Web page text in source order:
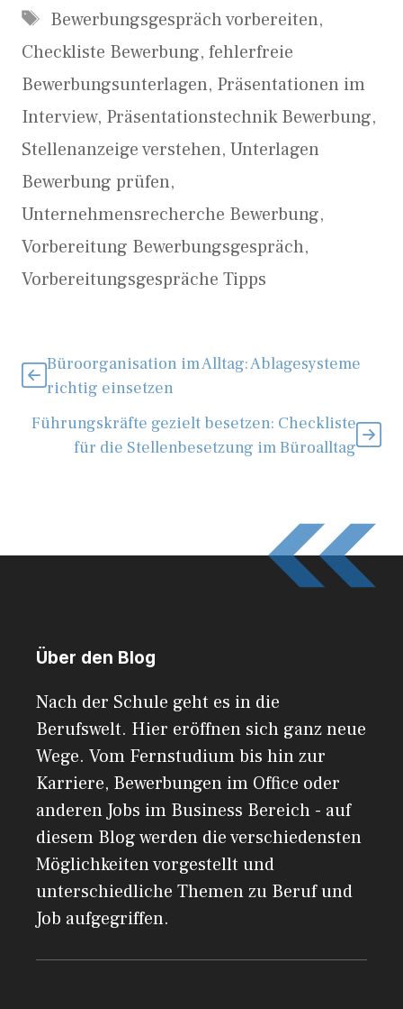
Schlagwörter
Bewerbungsgespräch vorbereiten,
Checkliste Bewerbung, fehlerfreie
Bewerbungsunterlagen, Präsentationen im
Interview, Präsentationstechnik Bewerbung,
Stellenanzeige verstehen, Unterlagen
Bewerbung prüfen,
Unternehmensrecherche Bewerbung,
Vorbereitung Bewerbungsgespräch,
Vorbereitungsgespräche Tipps
Büroorganisation im Alltag: Ablagesysteme
richtig einsetzen
Führungskräfte gezielt besetzen: Checkliste
für die Stellenbesetzung im Büroalltag
Über den Blog
Nach der Schule geht es in die
Berufswelt. Hier eröffnen sich ganz neue
Wege. Vom Fernstudium bis hin zur
Karriere, Bewerbungen im Office oder
anderen Jobs im Business Bereich - auf
diesem Blog werden die verschiedensten
Möglichkeiten vorgestellt und
unterschiedliche Themen zu Beruf und
Job aufgegriffen.